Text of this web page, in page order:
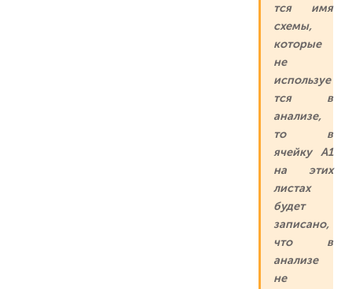
тся имя
схемы,
которые
не
используе
тся в
анализе,
то в
ячейку А1
на этих
листах
будет
записано,
что в
анализе
не